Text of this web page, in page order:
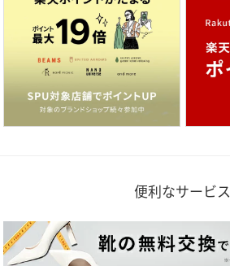
便利なサービス